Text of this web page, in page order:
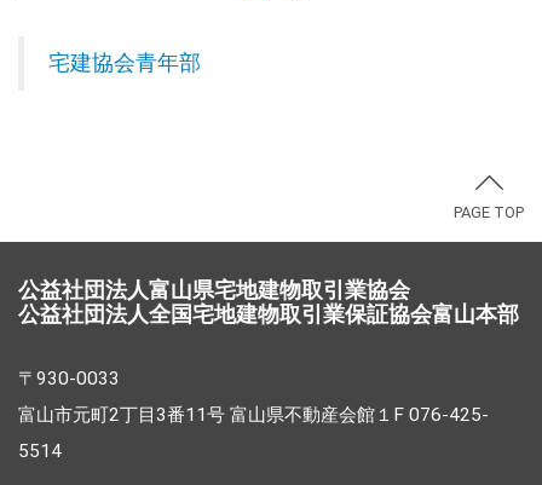
宅建協会青年部
PAGE TOP
公益社団法人富山県宅地建物取引業協会
公益社団法人全国宅地建物取引業保証協会富山本部
〒930-0033
富山市元町2丁目3番11号 富山県不動産会館１F 076-425-
5514